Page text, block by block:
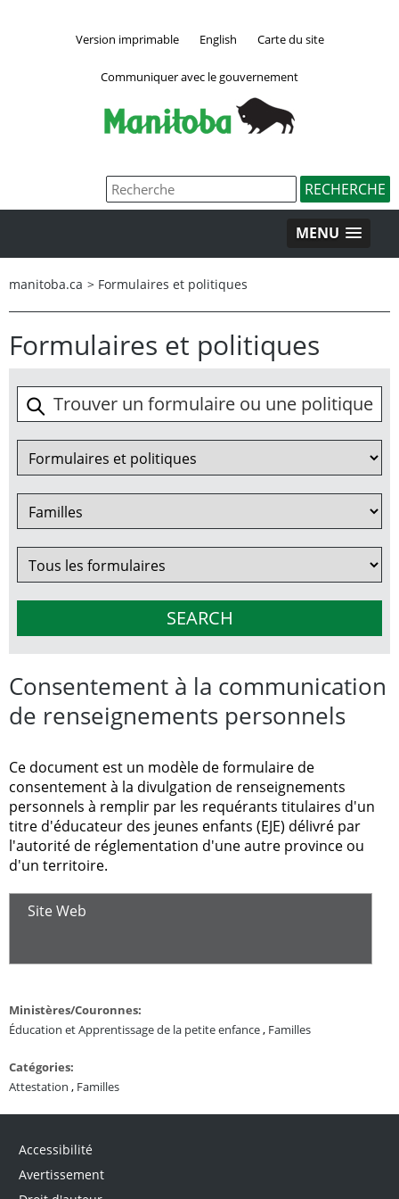
Version imprimable English Carte du site
Communiquer avec le gouvernement
MENU
manitoba.ca > Formulaires et politiques
Formulaires et politiques
Consentement à la communication
de renseignements personnels
Ce document est un modèle de formulaire de
consentement à la divulgation de renseignements
personnels à remplir par les requérants titulaires d'un
titre d'éducateur des jeunes enfants (EJE) délivré par
l'autorité de réglementation d'une autre province ou
d'un territoire.
Site Web
Ministères/Couronnes:
Éducation et Apprentissage de la petite enfance, Familles
Catégories:
Attestation , Familles
Accessibilité
Avertissement